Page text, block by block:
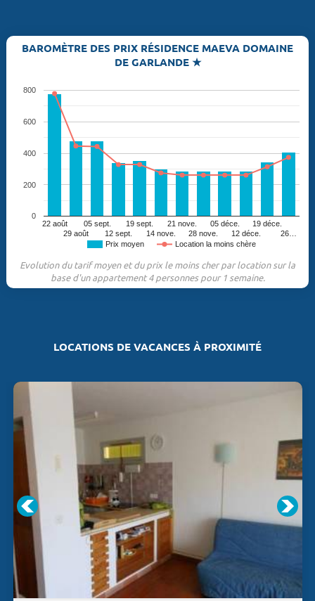
BAROMÈTRE DES PRIX RÉSIDENCE MAEVA DOMAINE
DE GARLANDE ★
Prix moyen Location la moins chère
22 août
29 août
05 sept.
12 sept.
19 sept.
14 nove.
21 nove.
28 nove.
05 déce.
12 déce.
19 déce.
26…
0
200
400
600
800
Evolution du tarif moyen et du prix le moins cher par location sur la
base d'un appartement 4 personnes pour 1 semaine.
LOCATIONS DE VACANCES À PROXIMITÉ